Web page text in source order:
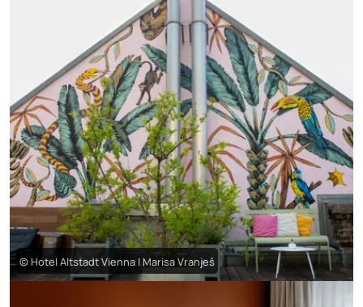
© Hotel Altstadt Vienna | Marisa Vranješ